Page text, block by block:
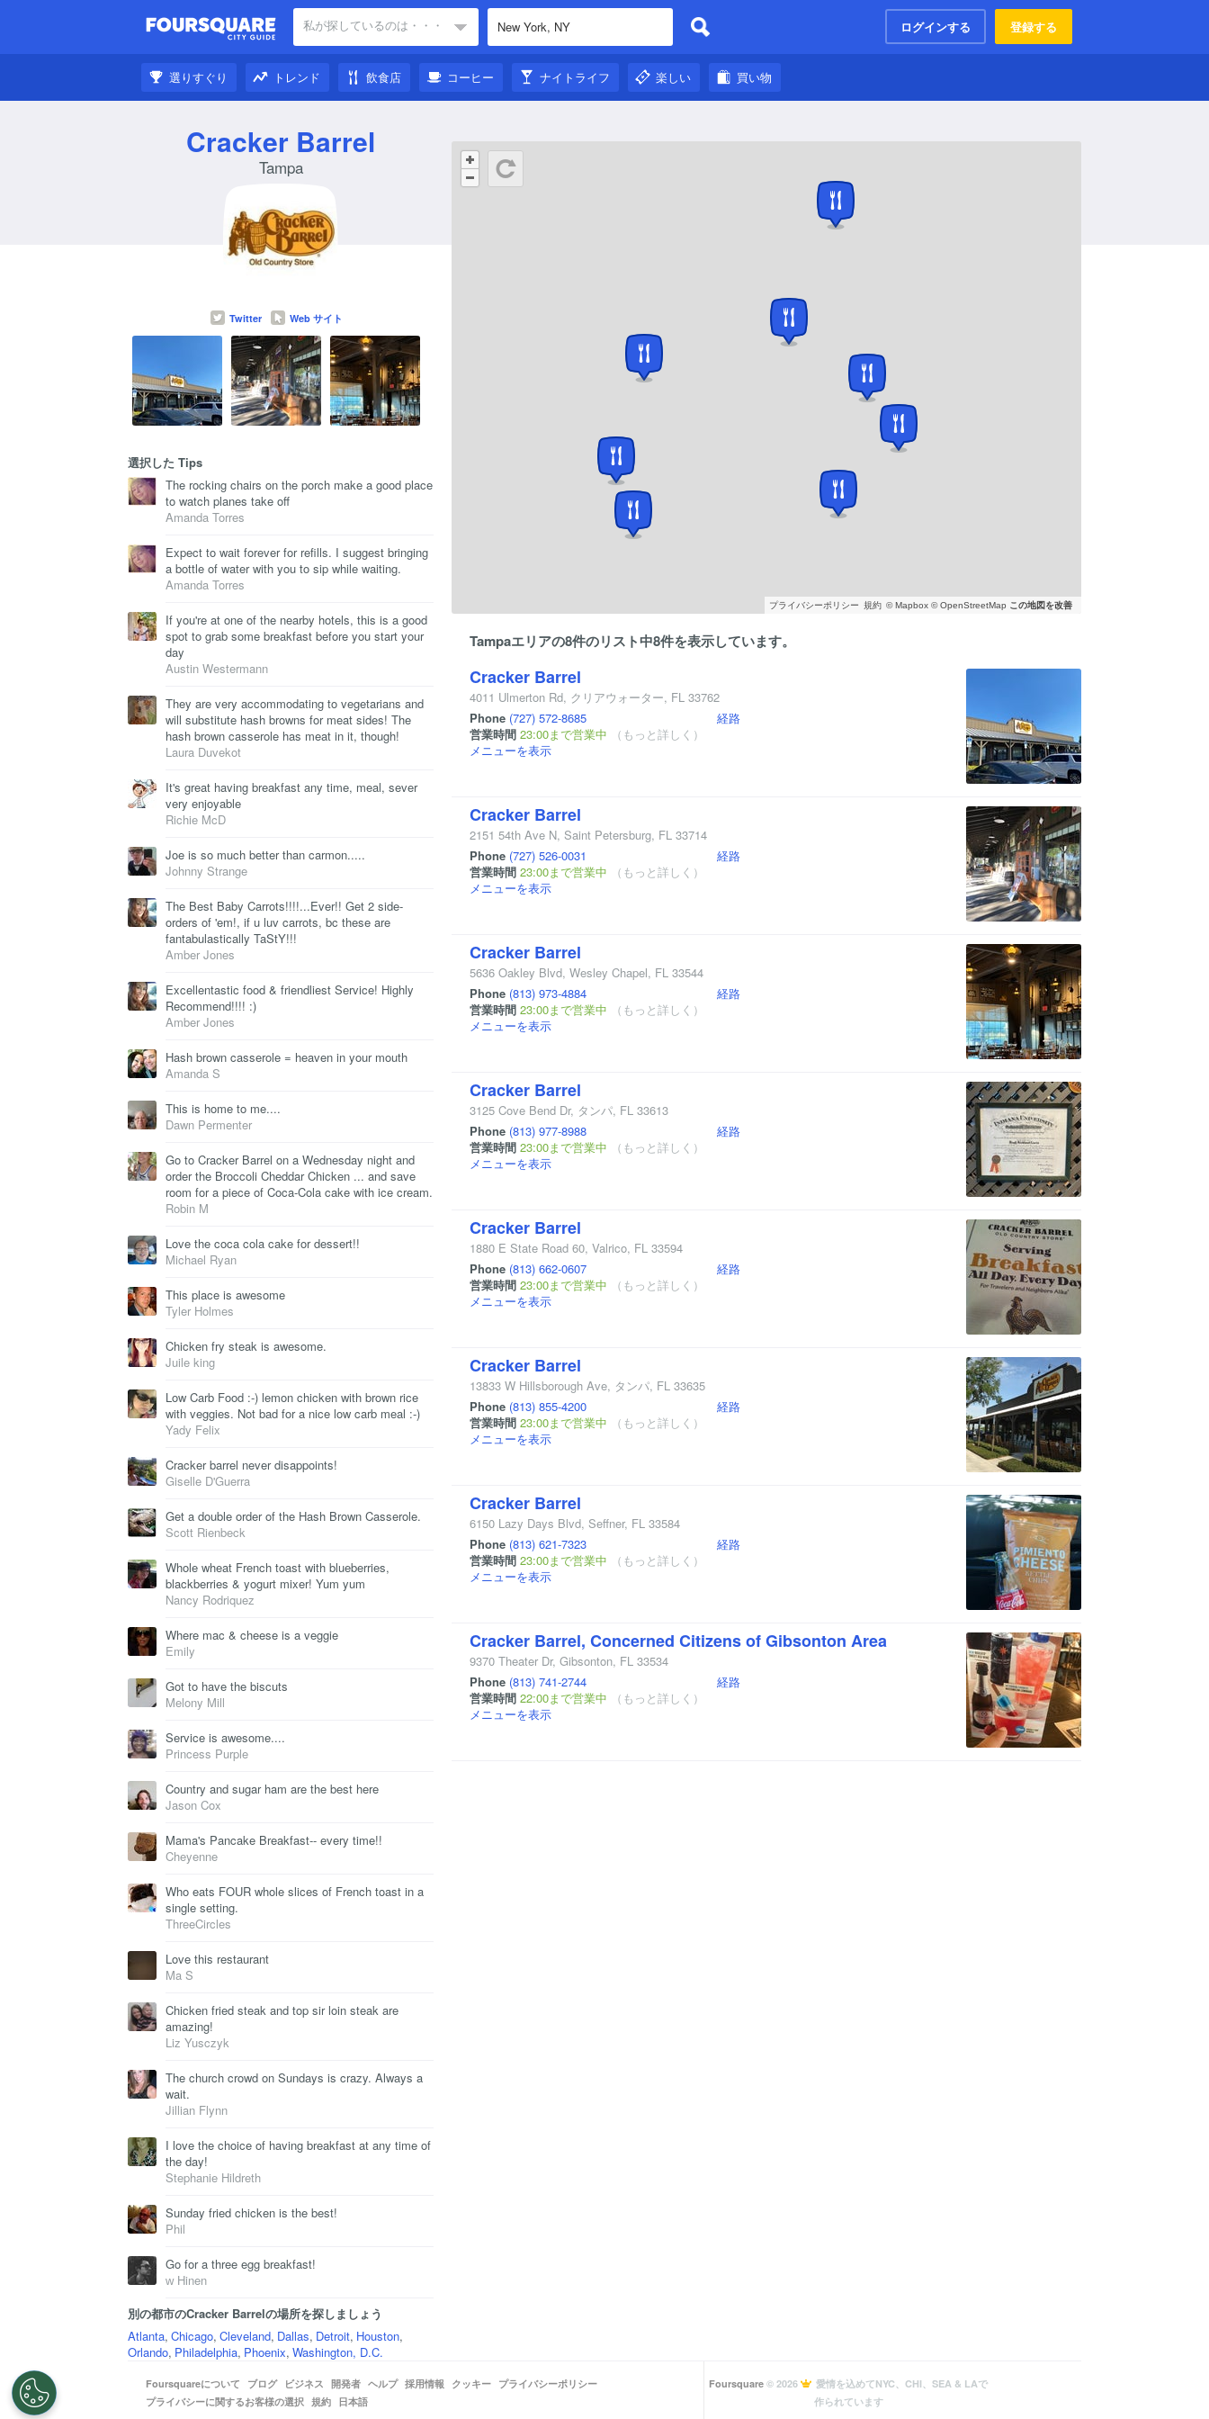
私が探しているのは・・・ ログインする 登録する
刺激を受けた:
選りすぐり トレンド 飲食店 コーヒー ナイトライフ 楽しい 買い物
Cracker Barrel
Tampa
Twitter Web サイト
選択した Tips
The rocking chairs on the porch make a good place
to watch planes take off
Amanda Torres
Expect to wait forever for refills. I suggest bringing
a bottle of water with you to sip while waiting.
Amanda Torres
If you're at one of the nearby hotels, this is a good
spot to grab some breakfast before you start your
day
Austin Westermann
They are very accommodating to vegetarians and
will substitute hash browns for meat sides! The
hash brown casserole has meat in it, though!
Laura Duvekot
It's great having breakfast any time, meal, sever
very enjoyable
Richie McD
Joe is so much better than carmon.....
Johnny Strange
The Best Baby Carrots!!!!...Ever!! Get 2 side-
orders of 'em!, if u luv carrots, bc these are
fantabulastically TaStY!!!
Amber Jones
Excellentastic food & friendliest Service! Highly
Recommend!!!! :)
Amber Jones
Hash brown casserole = heaven in your mouth
Amanda S
This is home to me....
Dawn Permenter
Go to Cracker Barrel on a Wednesday night and
order the Broccoli Cheddar Chicken ... and save
room for a piece of Coca-Cola cake with ice cream.
Robin M
Love the coca cola cake for dessert!!
Michael Ryan
This place is awesome
Tyler Holmes
Chicken fry steak is awesome.
Juile king
Low Carb Food :-) lemon chicken with brown rice
with veggies. Not bad for a nice low carb meal :-)
Yady Felix
Cracker barrel never disappoints!
Giselle D'Guerra
Get a double order of the Hash Brown Casserole.
Scott Rienbeck
Whole wheat French toast with blueberries,
blackberries & yogurt mixer! Yum yum
Nancy Rodriquez
Where mac & cheese is a veggie
Emily
Got to have the biscuts
Melony Mill
Service is awesome....
Princess Purple
Country and sugar ham are the best here
Jason Cox
Mama's Pancake Breakfast-- every time!!
Cheyenne
Who eats FOUR whole slices of French toast in a
single setting.
ThreeCircles
Love this restaurant
Ma S
Chicken fried steak and top sir loin steak are
amazing!
Liz Yusczyk
The church crowd on Sundays is crazy. Always a
wait.
Jillian Flynn
I love the choice of having breakfast at any time of
the day!
Stephanie Hildreth
Sunday fried chicken is the best!
Phil
Go for a three egg breakfast!
ᴡ Hinen
別の都市のCracker Barrelの場所を探しましょう
Atlanta, Chicago, Cleveland, Dallas, Detroit, Houston,
Orlando, Philadelphia, Phoenix, Washington, D.C.
プライバシーポリシー 規約 © Mapbox © OpenStreetMap この地図を改善
Tampaエリアの8件のリスト中8件を表示しています。
Cracker Barrel
4011 Ulmerton Rd, クリアウォーター, FL 33762
Phone (727) 572-8685
営業時間 23:00まで営業中
（もっと詳しく）
メニューを表示
経路
Cracker Barrel
2151 54th Ave N, Saint Petersburg, FL 33714
Phone (727) 526-0031
営業時間 23:00まで営業中
（もっと詳しく）
メニューを表示
経路
Cracker Barrel
5636 Oakley Blvd, Wesley Chapel, FL 33544
Phone (813) 973-4884
営業時間 23:00まで営業中
（もっと詳しく）
メニューを表示
経路
Cracker Barrel
3125 Cove Bend Dr, タンパ, FL 33613
Phone (813) 977-8988
営業時間 23:00まで営業中
（もっと詳しく）
メニューを表示
経路
Cracker Barrel
1880 E State Road 60, Valrico, FL 33594
Phone (813) 662-0607
営業時間 23:00まで営業中
（もっと詳しく）
メニューを表示
経路
Cracker Barrel
13833 W Hillsborough Ave, タンパ, FL 33635
Phone (813) 855-4200
営業時間 23:00まで営業中
（もっと詳しく）
メニューを表示
経路
Cracker Barrel
6150 Lazy Days Blvd, Seffner, FL 33584
Phone (813) 621-7323
営業時間 23:00まで営業中
（もっと詳しく）
メニューを表示
経路
Cracker Barrel, Concerned Citizens of Gibsonton Area
9370 Theater Dr, Gibsonton, FL 33534
Phone (813) 741-2744
営業時間 22:00まで営業中
（もっと詳しく）
メニューを表示
経路
Foursquareについて ブログ ビジネス 開発者 ヘルプ 採用情報 クッキー プライバシーポリシー
プライバシーに関するお客様の選択 規約 日本語
Foursquare © 2026
愛情を込めてNYC、CHI、SEA & LAで
作られています